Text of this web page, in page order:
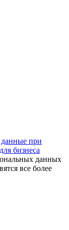
данные при
бизнеса
данных
все более